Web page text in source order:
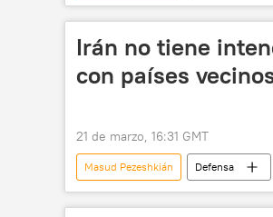
relaciones internacionales
Irán no tiene
con países
21 de marzo, 16:31 GMT
Masud Pezeshkián Defensa
📰 Escalada entre EEUU, Israel e Irán